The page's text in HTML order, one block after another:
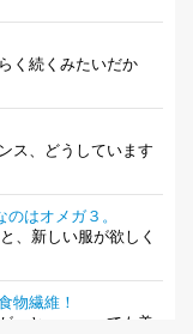
く続くみたいだか
ス、どうしています
はオメガ３。
、新しい服が欲しく
物繊維！
、と〜〜〜っても美